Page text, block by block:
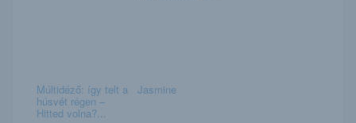
Múltidéző: így telt a
húsvét régen –
Hitted volna?...
Jasmine